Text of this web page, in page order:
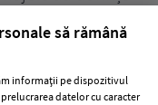
să rămână
informații pe dispozitivul
datelor cu caracter